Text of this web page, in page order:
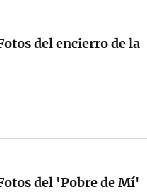
del encierro de la
del 'Pobre de Mí'